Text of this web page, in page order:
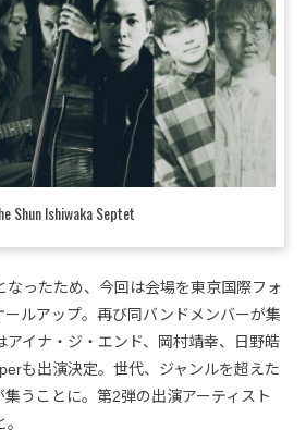
Shun Ishiwaka Septet
なったため、今回は会場を東京国際フォ
ールアップ。再び同バンドメンバーが集
アイナ・ジ・エンド、岡村靖幸、日野皓
も出演決定。世代、ジャンルを超えた
うことに。第2弾の出演アーティスト